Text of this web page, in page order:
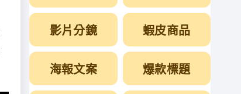
影片分鏡 蝦皮商品
海報文案 爆款標題